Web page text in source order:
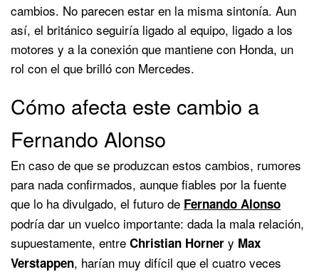
cambios. No parecen estar en la misma sintonía. Aun
así, el británico seguiría ligado al equipo, ligado a los
motores y a la conexión que mantiene con Honda, un
rol con el que brilló con Mercedes.
Cómo afecta este cambio a
Fernando Alonso
En caso de que se produzcan estos cambios, rumores
para nada confirmados, aunque fiables por la fuente
que lo ha divulgado, el futuro de Fernando Alonso
podría dar un vuelco importante: dada la mala relación,
supuestamente, entre Christian Horner y Max
Verstappen, harían muy difícil que el cuatro veces